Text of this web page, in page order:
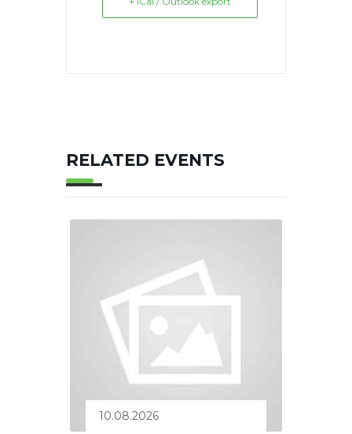
RELATED EVENTS
10.08.2026